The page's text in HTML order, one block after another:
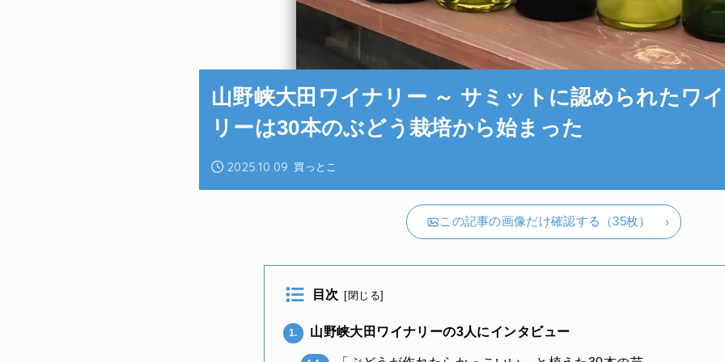
買っとこ
2025.10.09
山野峡大田ワイナリー ～ サミットに認められたワ
リーは30本のぶどう栽培から始まった
この記事の画像だけ確認する（35枚）
目次 [閉じる]
1. 山野峡大田ワイナリーの3人にインタビュー